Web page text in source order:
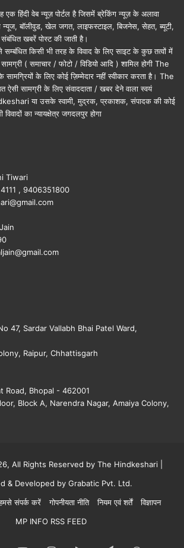
एक हिंदी वेब न्यूज़ पोर्टल है जिसमें ब्रेकिंग न्यूज़ के अलावा
न्यूज, बॉलीवुड, खेल जगत, लाइफस्टाइल, बिजनेस, सेहत, ब्यूटी,
खबरें पोस्ट की जाती है।
सम्बंधित किसी भी तरह के विवाद के लिए साइट के कुछ तत्वों में
सामग्री ( समाचार / फोटो / विडियो आदि ) शामिल होगी The
के लिए कोई ज़िम्मेदार नहीं स्वीकार करता है। The
सामग्री के लिए संवाददाता / खबर देने वाला स्वयं
या उसके स्वामी, मुद्रक, प्रकाशक, संपादक की कोई
विवादों का न्यायक्षेत्र जगदलपुर होगा
Tiwari
, 9406351800
47, Sardar Vallabh Bhai Patel Ward,
Raipur, Chhattisgarh
Road, Bhopal - 462001
Block A, Narendra Nagar, Amaiya Colony,
All Rights Reserved by The Hindkeshari |
& Developed by Grabatic Pvt. Ltd.
संपर्क करें गोपनीयता नीति नियम एवं शर्तें
विज्ञापन
MP INFO RSS FEED